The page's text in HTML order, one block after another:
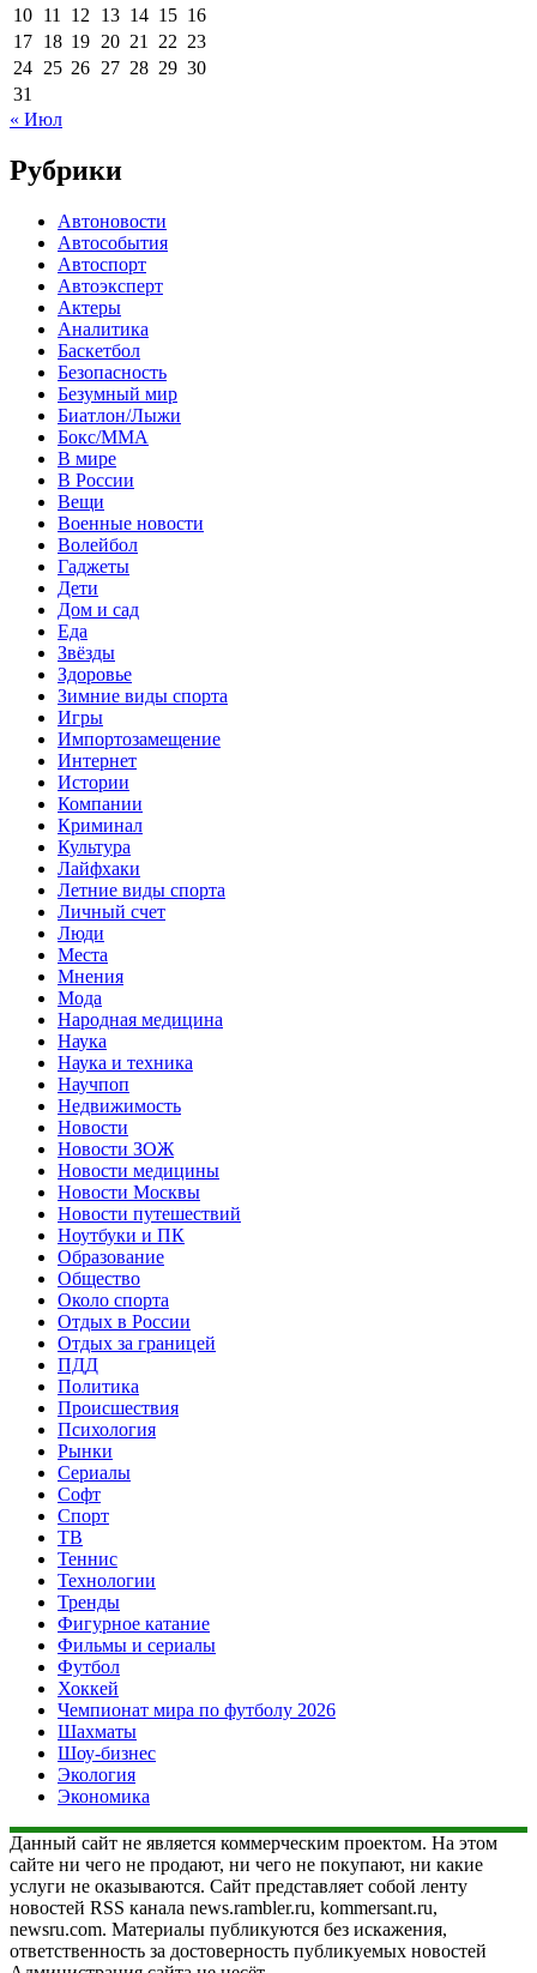
10 11 12 13 14 15 16
17 18 19 20 21 22 23
24 25 26 27 28 29 30
31
« Июл
Рубрики
Автоновости
Автособытия
Автоспорт
Автоэксперт
Актеры
Аналитика
Баскетбол
Безопасность
Безумный мир
Биатлон/Лыжи
Бокс/MMA
В мире
В России
Вещи
Военные новости
Волейбол
Гаджеты
Дети
Дом и сад
Еда
Звёзды
Здоровье
Зимние виды спорта
Игры
Импортозамещение
Интернет
Истории
Компании
Криминал
Культура
Лайфхаки
Летние виды спорта
Личный счет
Люди
Места
Мнения
Мода
Народная медицина
Наука
Наука и техника
Научпоп
Недвижимость
Новости
Новости ЗОЖ
Новости медицины
Новости Москвы
Новости путешествий
Ноутбуки и ПК
Образование
Общество
Около спорта
Отдых в России
Отдых за границей
ПДД
Политика
Происшествия
Психология
Рынки
Сериалы
Софт
Спорт
ТВ
Теннис
Технологии
Тренды
Фигурное катание
Фильмы и сериалы
Футбол
Хоккей
Чемпионат мира по футболу 2026
Шахматы
Шоу-бизнес
Экология
Экономика
Данный сайт не является коммерческим проектом. На этом
сайте ни чего не продают, ни чего не покупают, ни какие
услуги не оказываются. Сайт представляет собой ленту
новостей RSS канала news.rambler.ru, kommersant.ru,
newsru.com. Материалы публикуются без искажения,
ответственность за достоверность публикуемых новостей